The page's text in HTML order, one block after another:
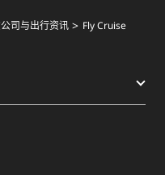
司与出行资讯 Fly Cruise